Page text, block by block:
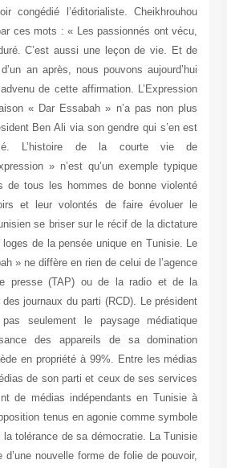
congédié l’éditorialiste. Cheikhrouhou
ces mots : « Les passionnés ont vécu,
C’est aussi une leçon de vie. Et de
an après, nous pouvons aujourd’hui
de cette affirmation. L’Expression
« Dar Essabah » n’a pas non plus
Ben Ali via son gendre qui s’en est
L’histoire de la courte vie de
» n’est qu’un exemple typique
de tous les hommes de bonne violenté
et leur volontés de faire évoluer le
se briser sur le récif de la dictature
de la pensée unique en Tunisie. Le
» ne diffère en rien de celui de l’agence
presse (TAP) ou de la radio et de la
journaux du parti (RCD). Le président
seulement le paysage médiatique
des appareils de sa domination
en propriété à 99%. Entre les médias
de son parti et ceux de ses services
de médias indépendants en Tunisie à
tenus en agonie comme symbole
la tolérance de sa démocratie. La Tunisie
d’une nouvelle forme de folie de pouvoir,